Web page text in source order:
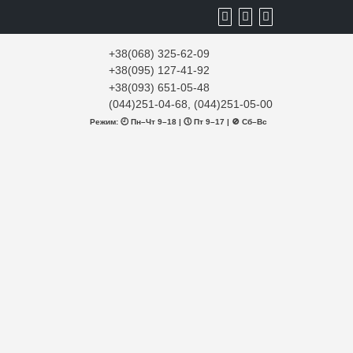
+38(068) 325-62-09
+38(095) 127-41-92
+38(093) 651-05-48
(044)251-04-68, (044)251-05-00
Режим: 🕘 Пн–Чт 9–18 | 🕔 Пт 9–17 | 🚫 Сб–Вс